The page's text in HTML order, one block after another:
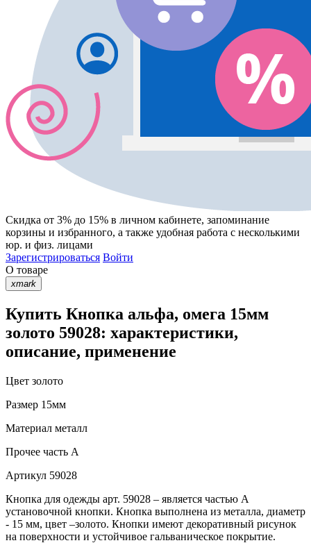
Скидка от 3% до 15% в личном кабинете, запоминание
корзины и избранного, а также удобная работа с несколькими
юр. и физ. лицами
Зарегистрироваться Войти
О товаре
xmark
Купить Кнопка альфа, омега 15мм
золото 59028: характеристики,
описание, применение
Цвет золото
Размер 15мм
Материал металл
Прочее часть A
Артикул 59028
Кнопка для одежды арт. 59028 – является частью А
установочной кнопки. Кнопка выполнена из металла, диаметр
- 15 мм, цвет –золото. Кнопки имеют декоративный рисунок
на поверхности и устойчивое гальваническое покрытие.